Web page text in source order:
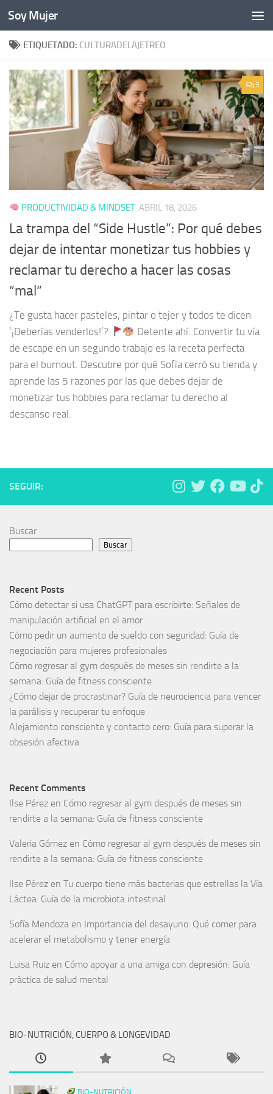
Bajo el contenido
Soy Mujer
ETIQUETADO: CULTURADELAJETREO
3
PRODUCTIVIDAD & MINDSET ABRIL 18, 2026
La trampa del “Side Hustle”: Por qué debes
dejar de intentar monetizar tus hobbies y
reclamar tu derecho a hacer las cosas
“mal”
¿Te gusta hacer pasteles, pintar o tejer y todos te dicen
‘¡Deberías venderlos!’?
Detente ahí. Convertir tu vía
de escape en un segundo trabajo es la receta perfecta
para el burnout. Descubre por qué Sofía cerró su tienda y
aprende las 5 razones por las que debes dejar de
monetizar tus hobbies para reclamar tu derecho al
descanso real.
SEGUIR:
Buscar
Buscar
Recent Posts
Cómo detectar si usa ChatGPT para escribirte: Señales de
manipulación artificial en el amor
Cómo pedir un aumento de sueldo con seguridad: Guía de
negociación para mujeres profesionales
Cómo regresar al gym después de meses sin rendirte a la
semana: Guía de fitness consciente
¿Cómo dejar de procrastinar? Guía de neurociencia para vencer
la parálisis y recuperar tu enfoque
Alejamiento consciente y contacto cero: Guía para superar la
obsesión afectiva
Recent Comments
Ilse Pérez en Cómo regresar al gym después de meses sin
rendirte a la semana: Guía de fitness consciente
Valeria Gómez en Cómo regresar al gym después de meses sin
rendirte a la semana: Guía de fitness consciente
Ilse Pérez en Tu cuerpo tiene más bacterias que estrellas la Vía
Láctea: Guía de la microbiota intestinal
Sofía Mendoza en Importancia del desayuno: Qué comer para
acelerar el metabolismo y tener energía
Luisa Ruiz en Cómo apoyar a una amiga con depresión: Guía
práctica de salud mental
BIO-NUTRICIÓN, CUERPO & LONGEVIDAD
BIO-NUTRICIÓN